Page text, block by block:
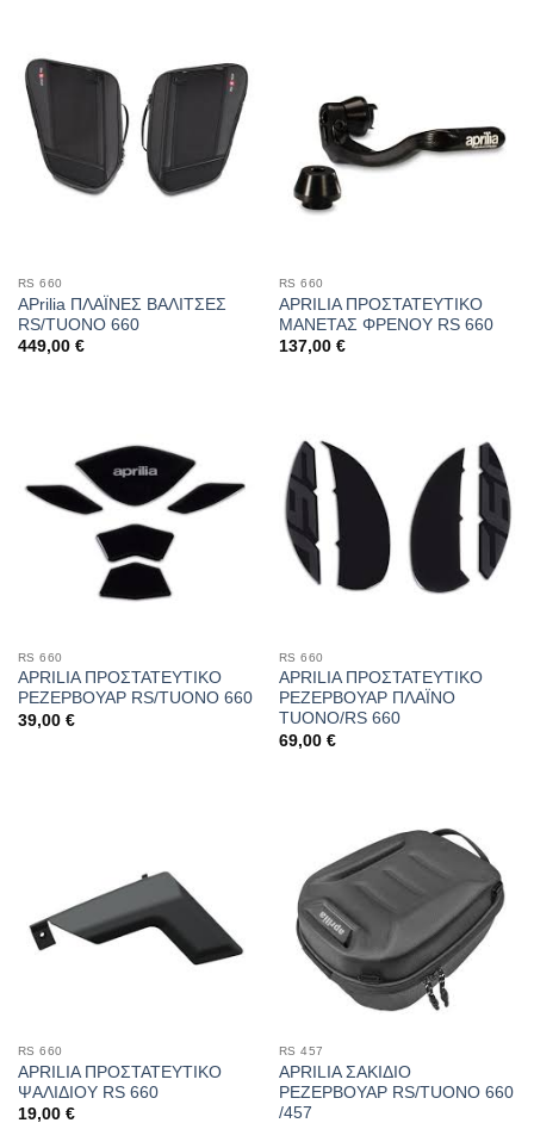
RS 660
APrilia ΠΛΑΪΝΕΣ ΒΑΛΙΤΣΕΣ
RS/TUONO 660
449,00 €
RS 660
APRILIA ΠΡΟΣΤΑΤΕΥΤΙΚΟ
ΜΑΝΕΤΑΣ ΦΡΕΝΟΥ RS 660
137,00 €
RS 660
APRILIA ΠΡΟΣΤΑΤΕΥΤΙΚΟ
ΡΕΖΕΡΒΟΥΑΡ RS/TUONO 660
39,00 €
RS 660
APRILIA ΠΡΟΣΤΑΤΕΥΤΙΚΟ
ΡΕΖΕΡΒΟΥΑΡ ΠΛΑΪΝΟ
TUONO/RS 660
69,00 €
RS 660
APRILIA ΠΡΟΣΤΑΤΕΥΤΙΚΟ
ΨΑΛΙΔΙΟΥ RS 660
19,00 €
RS 457
APRILIA ΣΑΚΙΔΙΟ
ΡΕΖΕΡΒΟΥΑΡ RS/TUONO 660
/457